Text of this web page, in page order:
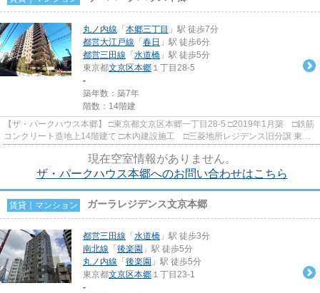
丸ノ内線 「 本郷三丁目 」駅 徒歩7分
都営大江戸線 「 春日 」駅 徒歩6分
都営三田線 「 水道橋 」駅 徒歩5分
東京都文京区本郷 １丁目28-5
-
築年数：築7年
階数：14階建
【ザ・パークハウス本郷】 □東京都文京区本郷一丁目28-5 □2019年1月築 □鉄筋
コンクリート造地上14階建て □木内建設施工 □三菱地所レジデンス旧分譲 東京
現在空室情報がありません。
ザ・パークハウス本郷へのお問い合わせはこちら
賃貸｜マンション ガーラレジデンス文京本郷
都営三田線 「 水道橋 」駅 徒歩3分
南北線 「 後楽園 」駅 徒歩5分
丸ノ内線 「 後楽園 」駅 徒歩5分
東京都文京区本郷 １丁目23-1
-